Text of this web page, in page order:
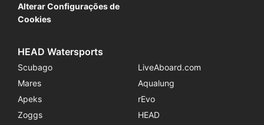
Alterar Configurações de
Cookies
HEAD Watersports
Scubago
LiveAboard.com
Mares
Aqualung
Apeks
rEvo
Zoggs
HEAD